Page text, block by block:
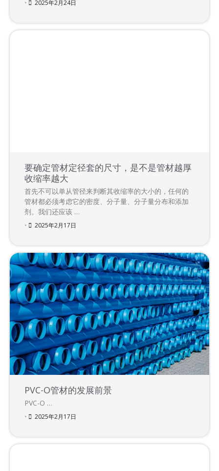
• 2025年2月24日
要确定管材定径套的尺寸，是不是管材越厚
收缩率越大
首先不可以单从管径来判断其收缩率的大小的，任何的
管材都必须考虑它的密度、分子量、分子量分布和添加
剂。我们还应该 …
• 2025年2月17日
PVC-O管材的发展前景
PVC-O …
• 2025年2月17日